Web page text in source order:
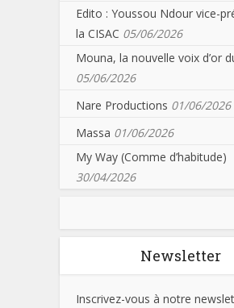
Edito : Youssou Ndour vice-
la CISAC 05/06/2026
Mouna, la nouvelle voix d’or
05/06/2026
Nare Productions 01/06/2026
Massa 01/06/2026
My Way (Comme d’habitude)
30/04/2026
Newsletter
Inscrivez-vous à notre